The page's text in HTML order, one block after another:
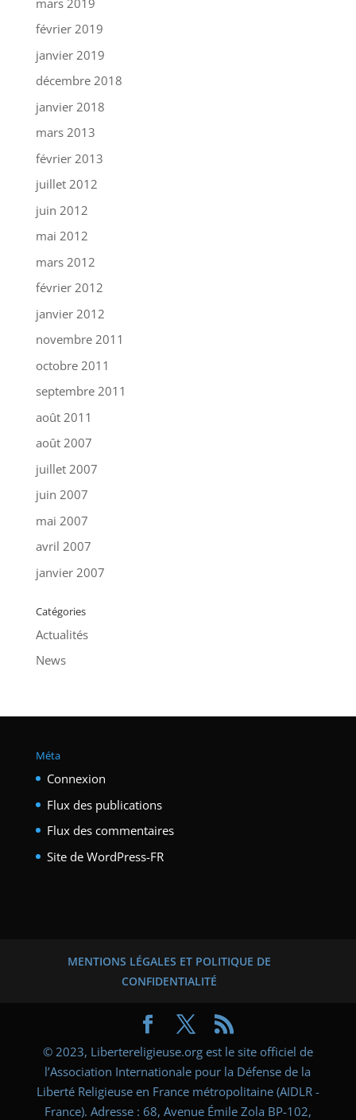
février 2019
janvier 2019
décembre 2018
janvier 2018
mars 2013
février 2013
juillet 2012
juin 2012
mai 2012
mars 2012
février 2012
janvier 2012
novembre 2011
octobre 2011
septembre 2011
août 2011
août 2007
juillet 2007
juin 2007
mai 2007
avril 2007
janvier 2007
Catégories
Actualités
News
Méta
Connexion
Flux des publications
Flux des commentaires
Site de WordPress-FR
MENTIONS LÉGALES ET POLITIQUE DE
CONFIDENTIALITÉ
© 2023, Libertereligieuse.org est le site officiel de
l’Association Internationale pour la Défense de la
Liberté Religieuse en France métropolitaine (AIDLR -
France). Adresse : 68, Avenue Émile Zola BP-102,